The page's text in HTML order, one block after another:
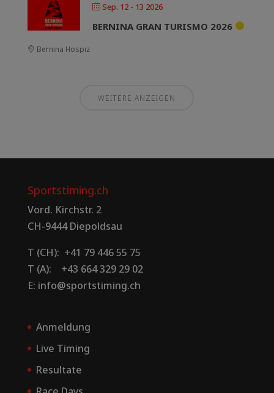
Sep. 12 - 13 2026
BERNINA GRAN TURISMO 2026
Bernina Hospiz
WEITERE ANZEIGEN
Sportstiming.ch
Vord. Kirchstr. 2
CH-9444 Diepoldsau
T (CH): +41 79 446 55 75
T (A): +43 664 329 29 02
E: info@sportstiming.ch
Anmeldung
Live Timing
Resultate